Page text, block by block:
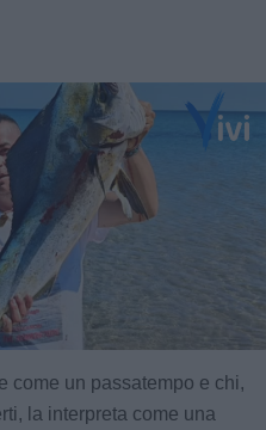
come un passatempo e chi,
la interpreta come una